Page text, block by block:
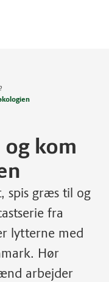
kom
spis græs til og
fra
lytterne med
Hør
arbejder